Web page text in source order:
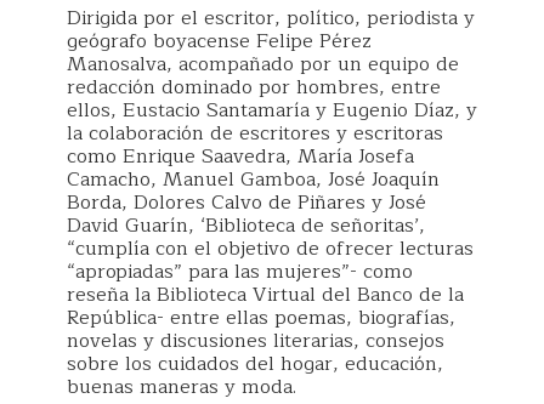
Dirigida por el escritor, político, periodista y
geógrafo boyacense Felipe Pérez
Manosalva, acompañado por un equipo de
redacción dominado por hombres, entre
ellos, Eustacio Santamaría y Eugenio Díaz, y
la colaboración de escritores y escritoras
como Enrique Saavedra, María Josefa
Camacho, Manuel Gamboa, José Joaquín
Borda, Dolores Calvo de Piñares y José
David Guarín, ‘Biblioteca de señoritas’,
“cumplía con el objetivo de ofrecer lecturas
“apropiadas” para las mujeres”- como
reseña la Biblioteca Virtual del Banco de la
República- entre ellas poemas, biografías,
novelas y discusiones literarias, consejos
sobre los cuidados del hogar, educación,
buenas maneras y moda.